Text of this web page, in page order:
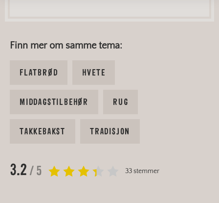
Finn mer om samme tema:
FLATBRØD HVETE
MIDDAGSTILBEHØR RUG
TAKKEBAKST TRADISJON
3.2 / 5 33 stemmer